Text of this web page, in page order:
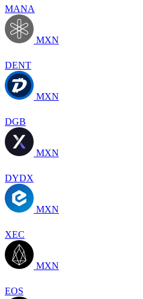
MANA
MXN
DENT
MXN
DGB
MXN
DYDX
MXN
XEC
MXN
EOS